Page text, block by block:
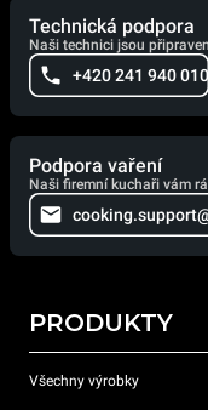
Technická podpora
Naši technici jsou
+420 241 940 010
Podpora vaření
Naši firemní kuchaři vám
PRODUKTY
Všechny výrobky